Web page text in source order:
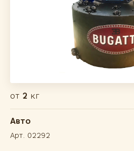
от 2 кг
Авто
Арт. 02292